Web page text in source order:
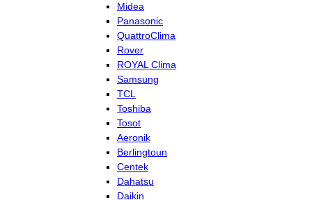
Midea
Panasonic
QuattroClima
Rover
ROYAL Clima
Samsung
TCL
Toshiba
Tosot
Aeronik
Berlingtoun
Centek
Dahatsu
Daikin